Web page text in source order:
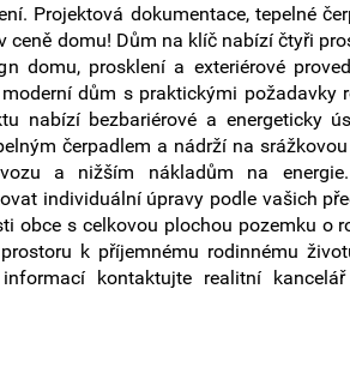
Projektová dokumentace, tepelné
domu! Dům na klíč nabízí čtyři
domu, prosklení a exteriérové
dům s praktickými požadavky
nabízí bezbariérové a energeticky
čerpadlem a nádrží na
a nižším nákladům na
individuální úpravy podle vašich
obce s celkovou plochou pozemku o
k příjemnému rodinnému
kontaktujte realitní